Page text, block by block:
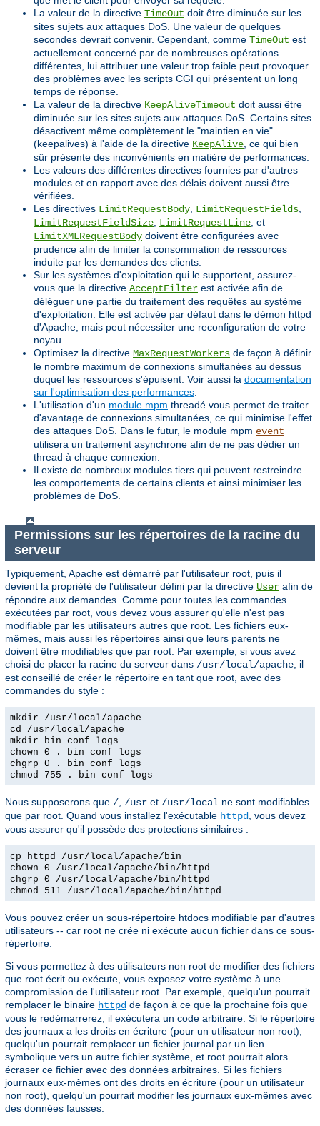
La valeur de la directive TimeOut doit être diminuée sur les
sites sujets aux attaques DoS. Une valeur de quelques
secondes devrait convenir. Cependant, comme TimeOut est
actuellement concerné par de nombreuses opérations
différentes, lui attribuer une valeur trop faible peut provoquer
des problèmes avec les scripts CGI qui présentent un long
temps de réponse.
La valeur de la directive KeepAliveTimeout doit aussi être
diminuée sur les sites sujets aux attaques DoS. Certains sites
désactivent même complètement le "maintien en vie"
(keepalives) à l'aide de la directive KeepAlive, ce qui bien
sûr présente des inconvénients en matière de performances.
Les valeurs des différentes directives fournies par d'autres
modules et en rapport avec des délais doivent aussi être
vérifiées.
Les directives LimitRequestBody, LimitRequestFields,
LimitRequestFieldSize, LimitRequestLine, et
LimitXMLRequestBody doivent être configurées avec
prudence afin de limiter la consommation de ressources
induite par les demandes des clients.
Sur les systèmes d'exploitation qui le supportent, assurez-
vous que la directive AcceptFilter est activée afin de
déléguer une partie du traitement des requêtes au système
d'exploitation. Elle est activée par défaut dans le démon httpd
d'Apache, mais peut nécessiter une reconfiguration de votre
noyau.
Optimisez la directive MaxRequestWorkers de façon à définir
le nombre maximum de connexions simultanées au dessus
duquel les ressources s'épuisent. Voir aussi la documentation
sur l'optimisation des performances.
L'utilisation d'un module mpm threadé vous permet de traiter
d'avantage de connexions simultanées, ce qui minimise l'effet
des attaques DoS. Dans le futur, le module mpm event
utilisera un traitement asynchrone afin de ne pas dédier un
thread à chaque connexion.
Il existe de nombreux modules tiers qui peuvent restreindre
les comportements de certains clients et ainsi minimiser les
problèmes de DoS.
Permissions sur les répertoires de la racine du
serveur
Typiquement, Apache est démarré par l'utilisateur root, puis il
devient la propriété de l'utilisateur défini par la directive User afin de
répondre aux demandes. Comme pour toutes les commandes
exécutées par root, vous devez vous assurer qu'elle n'est pas
modifiable par les utilisateurs autres que root. Les fichiers eux-
mêmes, mais aussi les répertoires ainsi que leurs parents ne
doivent être modifiables que par root. Par exemple, si vous avez
choisi de placer la racine du serveur dans /usr/local/apache , il
est conseillé de créer le répertoire en tant que root, avec des
commandes du style :
mkdir /usr/local/apache
cd /usr/local/apache
mkdir bin conf logs
chown 0 . bin conf logs
chgrp 0 . bin conf logs
chmod 755 . bin conf logs
Nous supposerons que / /usr et /usr/local ne sont modifiables
que par root. Quand vous installez l'exécutable httpd , vous devez
vous assurer qu'il possède des protections similaires :
cp httpd /usr/local/apache/bin
chown 0 /usr/local/apache/bin/httpd
chgrp 0 /usr/local/apache/bin/httpd
chmod 511 /usr/local/apache/bin/httpd
Vous pouvez créer un sous-répertoire htdocs modifiable par d'autres
utilisateurs -- car root ne crée ni exécute aucun fichier dans ce sous-
répertoire.
Si vous permettez à des utilisateurs non root de modifier des fichiers
que root écrit ou exécute, vous exposez votre système à une
compromission de l'utilisateur root. Par exemple, quelqu'un pourrait
remplacer le binaire httpd de façon à ce que la prochaine fois que
vous le redémarrerez, il exécutera un code arbitraire. Si le répertoire
des journaux a les droits en écriture (pour un utilisateur non root),
quelqu'un pourrait remplacer un fichier journal par un lien
symbolique vers un autre fichier système, et root pourrait alors
écraser ce fichier avec des données arbitraires. Si les fichiers
journaux eux-mêmes ont des droits en écriture (pour un utilisateur
non root), quelqu'un pourrait modifier les journaux eux-mêmes avec
des données fausses.